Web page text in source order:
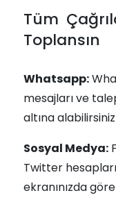
Tüm
Toplansın
Whatsapp:
mesajları ve
altına alabilirsiniz
Sosyal Medya:
Twitter
ekranınızda